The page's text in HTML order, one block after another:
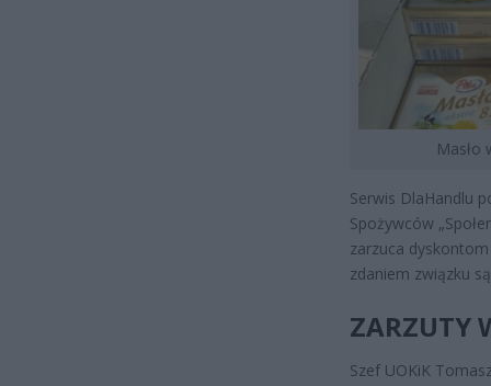
Masło
Serwis DlaHandlu
Spożywców
zarzuca
zdaniem związku
ZARZUTY
Szef UOKiK